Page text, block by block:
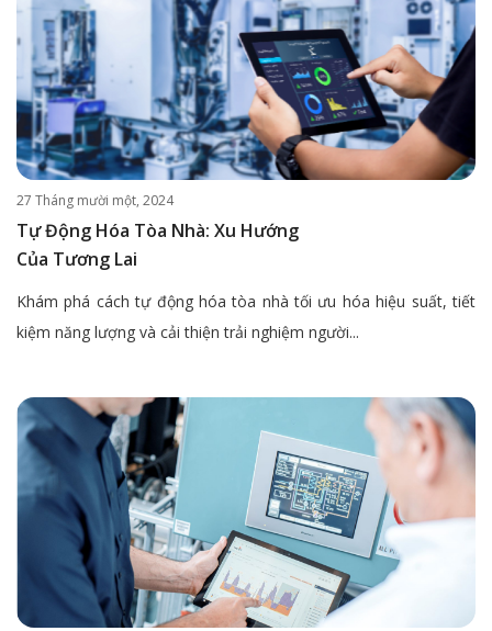
27 Tháng mười một, 2024
Tự Động Hóa Tòa Nhà: Xu Hướng
Của Tương Lai
Khám phá cách tự động hóa tòa nhà tối ưu hóa hiệu suất, tiết
kiệm năng lượng và cải thiện trải nghiệm người...